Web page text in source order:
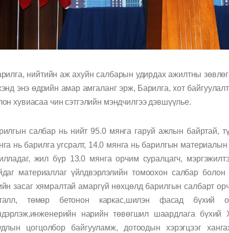
нийтийн аж ахуйн салбарын удирдах ажилтны
энэ өдрийн амар амгаланг эрж, Барилга, хот
хувиасаа чин сэтгэлийн мэндчилгээ дэвшүүлье.
салбар нь нийт 95.0 мянга гаруй ажлын байртай,
нь барилга угсралт, 14.0 мянга нь барилгын
жил бүр 13.0 мянга орчим суралцагч,
материаллаг үйлдвэрлэлийн томоохон салбар
засаг хямралтай амаргүй нөхцөлд барилгын салбарт
төмөр бетонон каркас,шилэн фасад бүхий
нарийн төвөгшил шаардлага бүхий
цогцолбор байгууламж, дотоодын хэрэгцээг